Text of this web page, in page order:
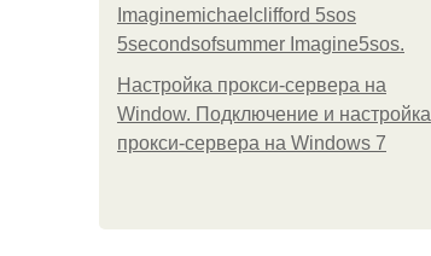
Imaginemichaelclifford 5sos
5secondsofsummer Imagine5sos.
Настройка прокси-сервера на
Window. Подключение и настройка
прокси-сервера на Windows 7